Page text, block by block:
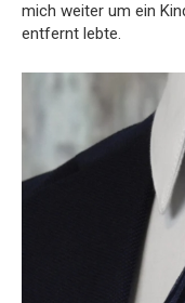
mich weiter um ein
entfernt lebte.